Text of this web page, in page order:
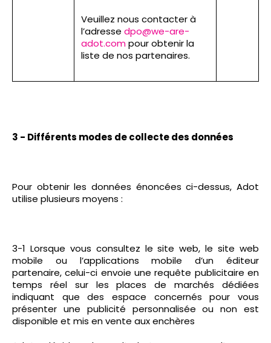
Veuillez nous contacter à
l’adressedpo@we-are-
adot.compour obtenir la
liste de nos partenaires.
3 - Différents modes de collecte des données
Pour obtenir les données énoncées ci-dessus, Adot
utilise plusieurs moyens :
3-1 Lorsque vous consultez le site web, le site web
mobile ou l’applications mobile d’un éditeur
partenaire, celui-ci envoie une requête publicitaire en
temps réel sur les places de marchés dédiées
indiquant que des espace concernés pour vous
présenter une publicité personnalisée ou non est
disponible et mis en vente aux enchères